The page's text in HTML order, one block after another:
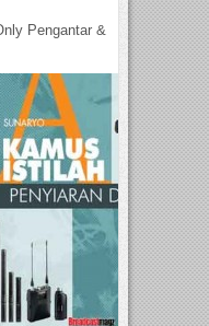
Pengantar &